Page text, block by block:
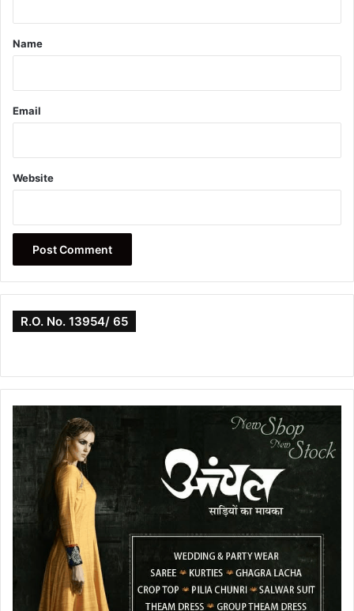
*
Name
Email
Website
R.O. No. 13954/ 65